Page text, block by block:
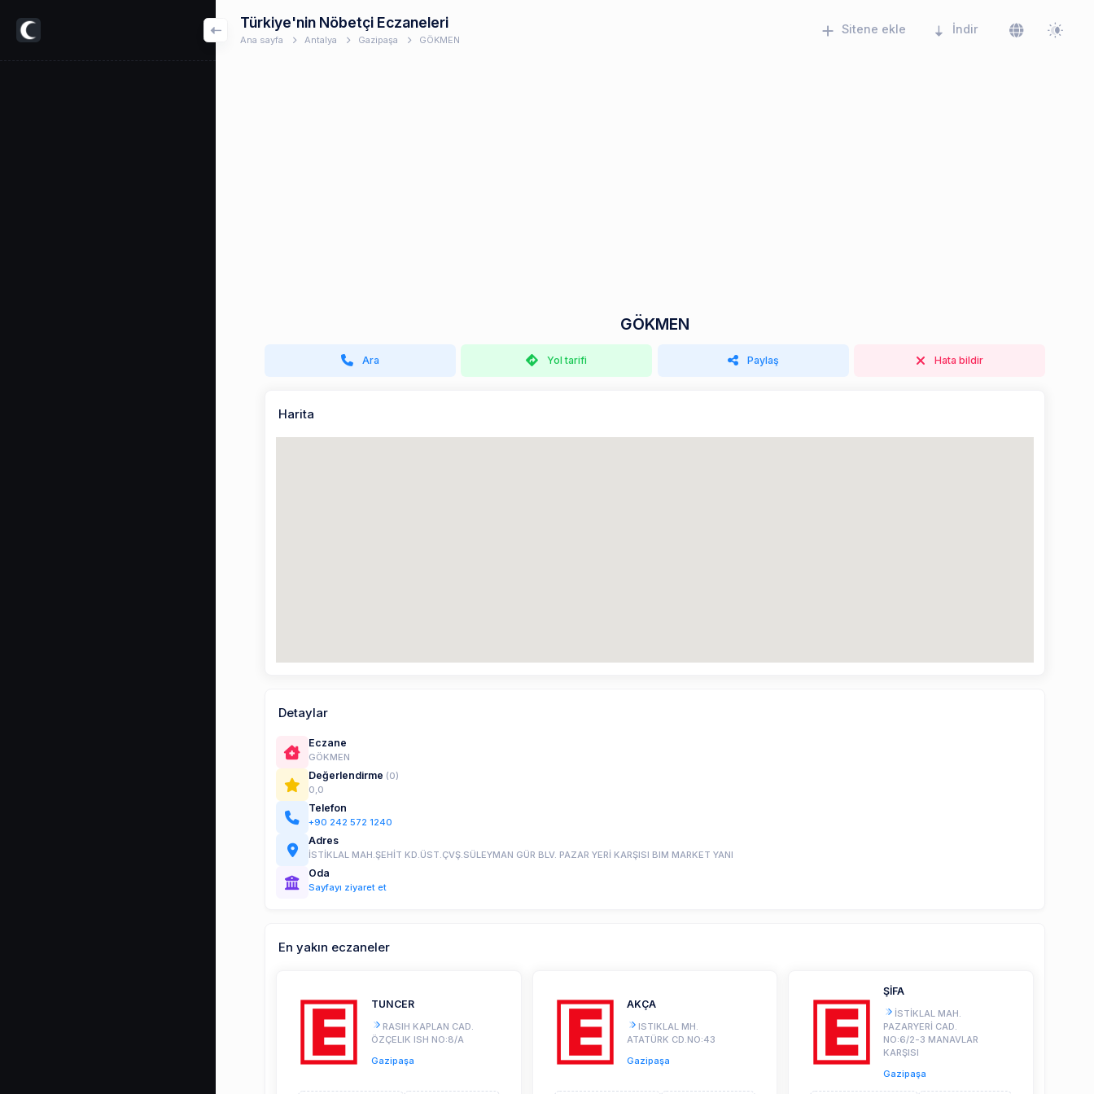
Türkiye'nin Nöbetçi Eczaneleri
Ana sayfa Antalya Gazipaşa GÖKMEN
Sitene ekle İndir
GÖKMEN
Ara Yol tarifi Paylaş Hata bildir
Harita
Detaylar
Eczane
GÖKMEN
Değerlendirme (0)
0,0
Telefon
+90 242 572 1240
Adres
İSTİKLAL MAH.ŞEHİT KD.ÜST.ÇVŞ.SÜLEYMAN GÜR BLV. PAZAR YERİ KARŞISI BIM MARKET YANI
Oda
Sayfayı ziyaret et
En yakın eczaneler
TUNCER
RASIH KAPLAN CAD.
ÖZÇELIK ISH NO:8/A
Gazipaşa
AKÇA
ISTIKLAL MH.
ATATÜRK CD.NO:43
Gazipaşa
ŞİFA
İSTİKLAL MAH.
PAZARYERİ CAD.
NO:6/2-3 MANAVLAR
KARŞISI
Gazipaşa